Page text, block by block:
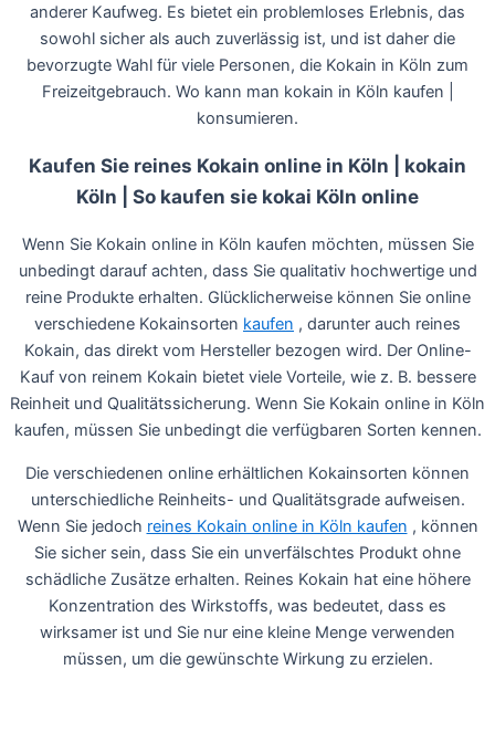
anderer Kaufweg. Es bietet ein problemloses Erlebnis, das
sowohl sicher als auch zuverlässig ist, und ist daher die
bevorzugte Wahl für viele Personen, die Kokain in Köln zum
Freizeitgebrauch. Wo kann man kokain in Köln kaufen |
konsumieren.
Kaufen Sie reines Kokain online in Köln | kokain
Köln | So kaufen sie kokai Köln online
Wenn Sie Kokain online in Köln kaufen möchten, müssen Sie
unbedingt darauf achten, dass Sie qualitativ hochwertige und
reine Produkte erhalten. Glücklicherweise können Sie online
verschiedene Kokainsorten kaufen , darunter auch reines
Kokain, das direkt vom Hersteller bezogen wird. Der Online-
Kauf von reinem Kokain bietet viele Vorteile, wie z. B. bessere
Reinheit und Qualitätssicherung. Wenn Sie Kokain online in Köln
kaufen, müssen Sie unbedingt die verfügbaren Sorten kennen.
Die verschiedenen online erhältlichen Kokainsorten können
unterschiedliche Reinheits- und Qualitätsgrade aufweisen.
Wenn Sie jedoch reines Kokain online in Köln kaufen , können
Sie sicher sein, dass Sie ein unverfälschtes Produkt ohne
schädliche Zusätze erhalten. Reines Kokain hat eine höhere
Konzentration des Wirkstoffs, was bedeutet, dass es
wirksamer ist und Sie nur eine kleine Menge verwenden
müssen, um die gewünschte Wirkung zu erzielen.